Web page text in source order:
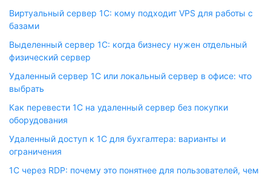
Виртуальный сервер 1С: кому подходит VPS для работы с
базами
Выделенный сервер 1С: когда бизнесу нужен отдельный
физический сервер
Удаленный сервер 1С или локальный сервер в офисе: что
выбрать
Как перевести 1С на удаленный сервер без покупки
оборудования
Удаленный доступ к 1С для бухгалтера: варианты и
ограничения
1С через RDP: почему это понятнее для пользователей, чем